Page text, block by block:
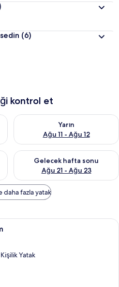
(6)
kontrol et
et Ağu 10 - Ağu 11
Yarın
Ağu 11 - Ağu 12
Yarın için müsaitliği kontrol et
et Ağu 14 - Ağu 16
Gelecek hafta sonu
Ağu 21 - Ağu 23
Önümüzdeki hafta sonu için
daha fazla yatak
Odada kasa, masa, dizüstü bilgisayar
Yatak